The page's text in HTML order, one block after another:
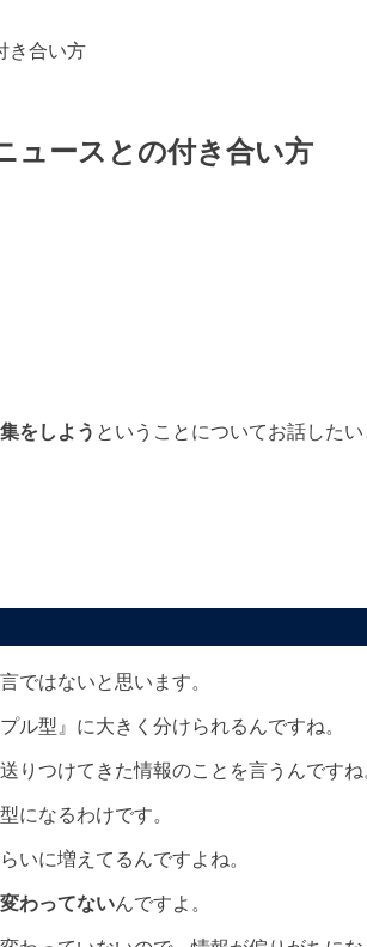
き合い方
ュースとの付き合い方
をしよう ということについてお話したい
ではないと思います。
ル型』に大きく分けられるんですね。
りつけてきた情報のことを言うんですね
になるわけです。
いに増えてるんですよね。
わってないんですよ。